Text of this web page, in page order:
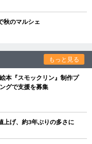
秋のマルシェ
もっと見る
本『スモックリン』制作プ
グで支援を募集
上げ、約3年ぶりの多さに